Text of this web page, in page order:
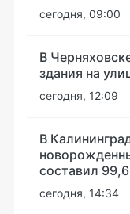
сегодня, 09:00
В
здания на
сегодня, 12:09
В
составил
сегодня, 14:34